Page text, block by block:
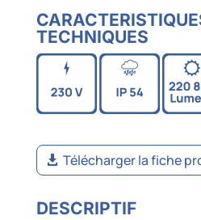
TECHNIQUES
Télécharger la fiche
DESCRIPTIF